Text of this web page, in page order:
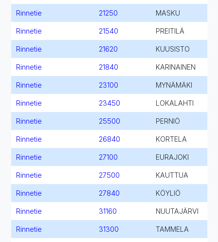
Rinnetie 21250 MASKU
Rinnetie 21540 PREITILÄ
Rinnetie 21620 KUUSISTO
Rinnetie 21840 KARINAINEN
Rinnetie 23100 MYNÄMÄKI
Rinnetie 23450 LOKALAHTI
Rinnetie 25500 PERNIÖ
Rinnetie 26840 KORTELA
Rinnetie 27100 EURAJOKI
Rinnetie 27500 KAUTTUA
Rinnetie 27840 KÖYLIÖ
Rinnetie 31160 NUUTAJÄRVI
Rinnetie 31300 TAMMELA